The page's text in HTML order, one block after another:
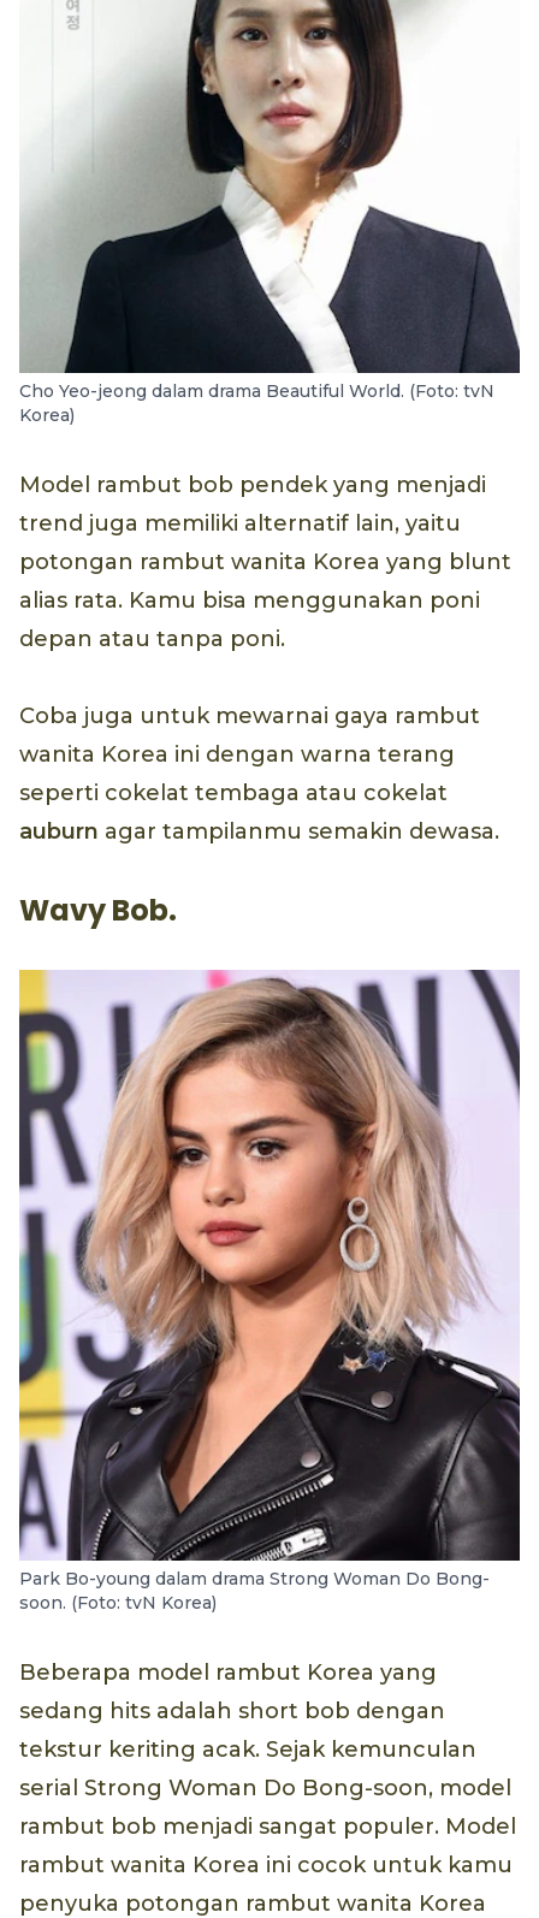
Cho Yeo-jeong dalam drama Beautiful World. (Foto: tvN
Korea)
Model rambut bob pendek yang menjadi
trend juga memiliki alternatif lain, yaitu
potongan rambut wanita Korea yang blunt
alias rata. Kamu bisa menggunakan poni
depan atau tanpa poni.
Coba juga untuk mewarnai gaya rambut
wanita Korea ini dengan warna terang
seperti cokelat tembaga atau cokelat
auburn agar tampilanmu semakin dewasa.
Wavy Bob.
Park Bo-young dalam drama Strong Woman Do Bong-
soon. (Foto: tvN Korea)
Beberapa model rambut Korea yang
sedang hits adalah short bob dengan
tekstur keriting acak. Sejak kemunculan
serial Strong Woman Do Bong-soon, model
rambut bob menjadi sangat populer. Model
rambut wanita Korea ini cocok untuk kamu
penyuka potongan rambut wanita Korea